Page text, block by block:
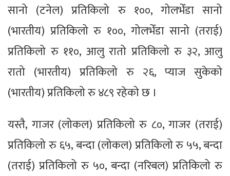
सानो (टनेल) प्रतिकिलो रु १००, गोलभेँडा सानो
(भारतीय) प्रतिकिलो रु १००, गोलभेँडा सानो (तराई)
प्रतिकिलो रु ११०, आलु रातो प्रतिकिलो रु ३२, आलु
रातो (भारतीय) प्रतिकिलो रु २६, प्याज सुकेको
(भारतीय) प्रतिकिलो रु ४८९ रहेको छ ।
यस्तै, गाजर (लोकल) प्रतिकिलो रु ८०, गाजर (तराई)
प्रतिकिलो रु ६५, बन्दा (लोकल) प्रतिकिलो रु ५५, बन्दा
(तराई) प्रतिकिलो रु ५०, बन्दा (नरिबल) प्रतिकिलो रु